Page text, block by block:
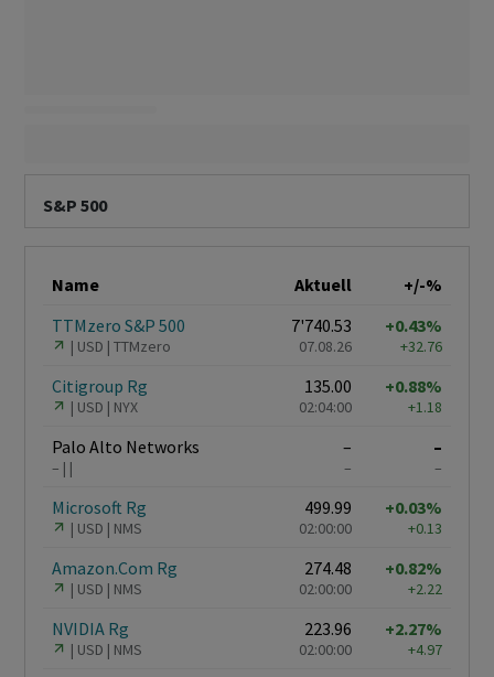
S&P 500
Name Aktuell
+/-%
TTMzero S&P 500
USD TTMzero
7'740.53
07.08.26
+0.43%
+32.76
Citigroup Rg
USD NYX
135.00
02:04:00
+0.88%
+1.18
Palo Alto Networks
–
–
–
–
–
Microsoft Rg
USD NMS
499.99
02:00:00
+0.03%
+0.13
Amazon.Com Rg
USD NMS
274.48
02:00:00
+0.82%
+2.22
NVIDIA Rg
USD NMS
223.96
02:00:00
+2.27%
+4.97